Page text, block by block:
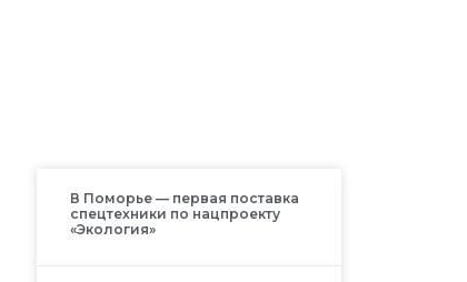
В Поморье — первая поставка
спецтехники по нацпроекту
«Экология»